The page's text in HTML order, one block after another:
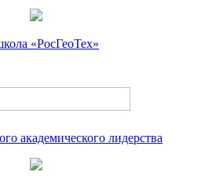
«РосГеоТех»
академического лидерства